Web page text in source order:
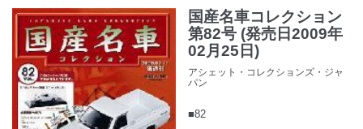
国産名車コレクション
第82号 (発売日2009年
02月25日)
アシェット・コレクションズ・ジャ
パン
■82